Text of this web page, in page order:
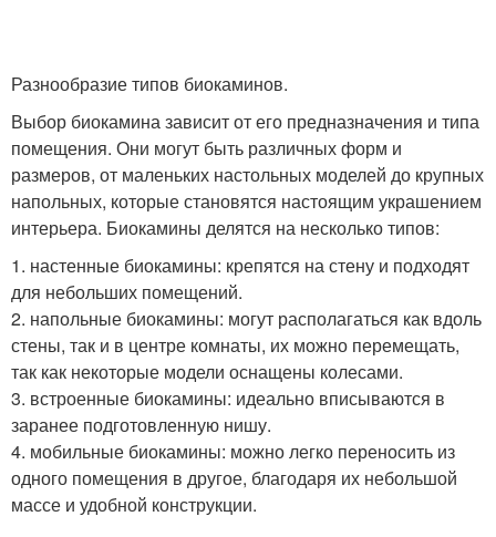
Разнообразие типов биокаминов.
Выбор биокамина зависит от его предназначения и типа
помещения. Они могут быть различных форм и
размеров, от маленьких настольных моделей до крупных
напольных, которые становятся настоящим украшением
интерьера. Биокамины делятся на несколько типов:
1. настенные биокамины: крепятся на стену и подходят
для небольших помещений.
2. напольные биокамины: могут располагаться как вдоль
стены, так и в центре комнаты, их можно перемещать,
так как некоторые модели оснащены колесами.
3. встроенные биокамины: идеально вписываются в
заранее подготовленную нишу.
4. мобильные биокамины: можно легко переносить из
одного помещения в другое, благодаря их небольшой
массе и удобной конструкции.